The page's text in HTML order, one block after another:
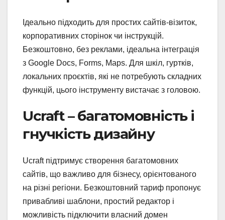
Ідеально підходить для простих сайтів-візиток,
корпоративних сторінок чи інструкцій.
Безкоштовно, без реклами, ідеальна інтеграція
з Google Docs, Forms, Maps. Для шкіл, гуртків,
локальних проєктів, які не потребують складних
функцій, цього інструменту вистачає з головою.
Ucraft – багатомовність і
гнучкість дизайну
Ucraft підтримує створення багатомовних
сайтів, що важливо для бізнесу, орієнтованого
на різні регіони. Безкоштовний тариф пропонує
привабливі шаблони, простий редактор і
можливість підключити власний домен